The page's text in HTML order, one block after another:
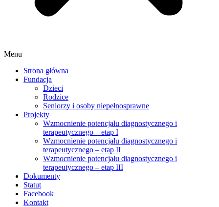
Menu
Strona główna
Fundacja
Dzieci
Rodzice
Seniorzy i osoby niepełnosprawne
Projekty
Wzmocnienie potencjału diagnostycznego i
terapeutycznego – etap I
Wzmocnienie potencjału diagnostycznego i
terapeutycznego – etap II
Wzmocnienie potencjału diagnostycznego i
terapeutycznego – etap III
Dokumenty
Statut
Facebook
Kontakt